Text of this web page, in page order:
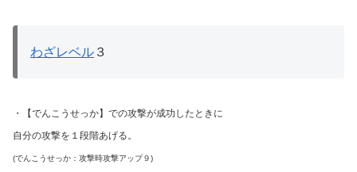
わざレベル ３
・【でんこうせっか】での攻撃が成功したときに
自分の攻撃を１段階あげる。
(でんこうせっか：攻撃時攻撃アップ９)